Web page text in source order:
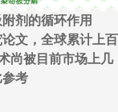
剂的循环作用
文，全球累计上百
尚被目前市场上几
考